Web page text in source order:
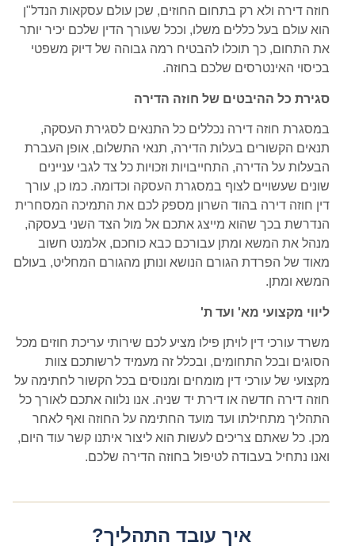
חוזה דירה ולא רק בתחום החוזים, שכן עולם עסקאות הנדל"ן
הוא עולם בעל כללים משלו, וככל שעורך הדין שלכם יכיר יותר
את התחום, כך תוכלו להבטיח רמה גבוהה של דיוק משפטי
בכיסוי האינטרסים שלכם בחוזה.
סגירת כל ההיבטים של חוזה הדירה
במסגרת חוזה דירה נכללים כל התנאים לסגירת העסקה,
תנאים הקשורים בעלות הדירה, תנאי התשלום, אופן העברת
הבעלות על הדירה, התחייבויות וזכויות כל צד לגבי עניינים
שונים שעשויים לצוף במסגרת העסקה וכדומה. כמו כן, עורך
דין חוזה דירה בהוד השרון מספק לכם את התמיכה המסחרית
הנדרשת בכך שהוא מייצג אתכם אל מול הצד השני בעסקה,
מנהל את המשא ומתן עבורכם כבא כוחכם, אלמנט חשוב
מאוד של הפרדת הגורם הנושא ונותן מהגורם המחליט, בעולם
המשא ומתן.
ליווי מקצועי מא' ועד ת'
משרד עורכי דין לויתן פילו מציע לכם שירותי עריכת חוזים מכל
הסוגים ובכל התחומים, ובכלל זה מעמיד לרשותכם צוות
מקצועי של עורכי דין מומחים ומנוסים בכל הקשור לחתימה על
חוזה דירה חדשה או דירת יד שניה. אנו נלווה אתכם לאורך כל
התהליך מתחילתו ועד מועד החתימה על החוזה ואף לאחר
מכן. כל שאתם צריכים לעשות הוא ליצור איתנו קשר עוד היום,
ואנו נתחיל בעבודה לטיפול בחוזה הדירה שלכם.
איך עובד התהליך?